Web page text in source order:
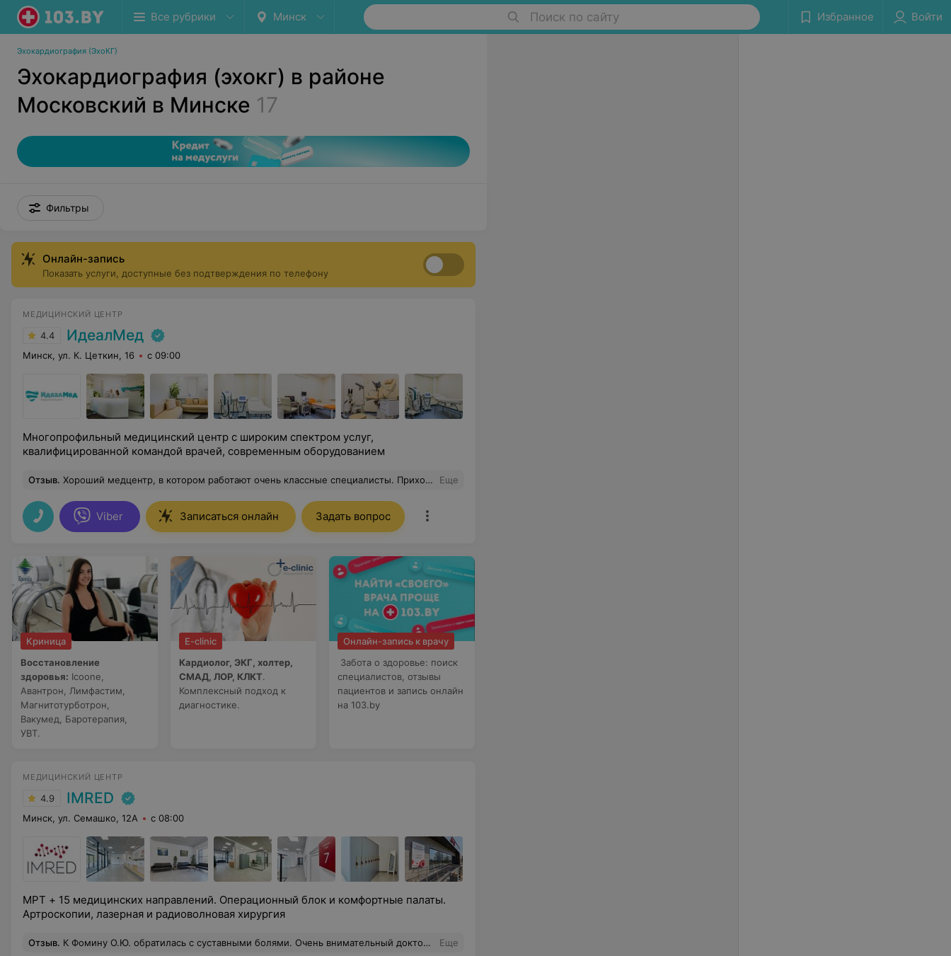
Все рубрики Минск Поиск по сайту Избранное Войти
Эхокардиография (ЭхоКГ)
Эхокардиография (эхокг) в районе
Московский в Минске 17
Фильтры
Онлайн-запись
Показать услуги, доступные без подтверждения по телефону
МЕДИЦИНСКИЙ ЦЕНТР
4.4 ИдеалМед
Минск, ул. К. Цеткин, 16 с 09:00
Многопрофильный медицинский центр с широким спектром услуг,
квалифицированной командой врачей, современным оборудованием
Отзыв. Хороший медцентр, в котором работают очень классные специалисты. Прихожу к вам в медцентр не в первый раз и всегда все на высшем уровне! Тихо и спокойно, приятная атмосфера, нет очередей! Хочу поблагодарить классного специалиста Жарихину Марину Петровну за ее профессионализм, всегда помогает мне, грамотно консультирует и отвечает на все мои вопросы. Рекомендую! Еще
Viber Записаться онлайн Задать вопрос
Криница
Восстановление
здоровья: Icoone,
Авантрон, Лимфастим,
Магнитотурботрон,
Вакумед, Баротерапия,
УВТ.
E-clinic
Кардиолог, ЭКГ, холтер,
СМАД, ЛОР, КЛКТ.
Комплексный подход к
диагностике.
Онлайн-запись к врачу
Забота о здоровье: поиск
специалистов, отзывы
пациентов и запись онлайн
на 103.by
МЕДИЦИНСКИЙ ЦЕНТР
4.9 IMRED
Минск, ул. Семашко, 12А с 08:00
МРТ + 15 медицинских направлений. Операционный блок и комфортные палаты.
Артроскопии, лазерная и радиоволновая хирургия
Отзыв. К Фомину О.Ю. обратилась с суставными болями. Очень внимательный доктор. Спросил всю историю болезни, был полный осмотр. Я очень довольна консультацией врача и всем рекомендую данного специалиста! Еще